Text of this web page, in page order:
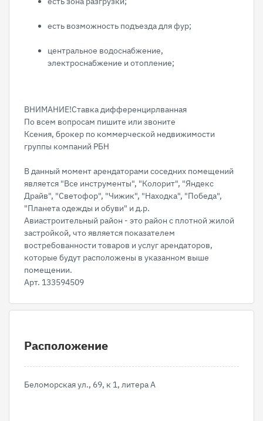
есть возможность подъезда для фур;
цeнтpальное водоснабжение,
электроснабжение и отопление;
ВНИМАНИЕ!Ставка дифференцирлванная
По всем вопросам пишите или звоните
Ксения, брокер по коммерческой недвижимости
группы компаний РБН
В данный момент арендаторами соседних помещений
является "Все инструменты", "Колорит", "Яндекс
Драйв", "Светофор", "Чижик", "Находка", "Победа",
"Планета одежды и обуви" и д.р.
Авиастроительный район - это район с плотной жилой
застройкой, что является показателем
востребованности товаров и услуг арендаторов,
которые будут расположены в указанном выше
помещении.
Арт. 133594509
Расположение
Беломорская ул., 69, к 1, литера А